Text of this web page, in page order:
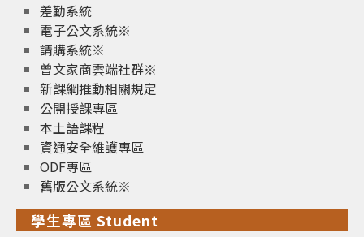
差勤系統
電子公文系統※
請購系統※
曾文家商雲端社群※
新課綱推動相關規定
公開授課專區
本土語課程
資通安全維護專區
ODF專區
舊版公文系統※
學生專區 Student